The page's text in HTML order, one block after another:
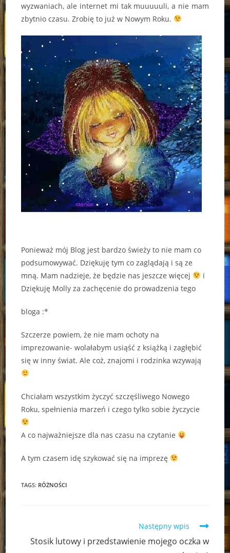
wyzwaniach, ale internet mi tak muuuuuli, a nie mam
zbytnio czasu. Zrobię to już w Nowym Roku.
Ponieważ mój Blog jest bardzo świeży to nie mam co
podsumowywać. Dziękuję tym co zaglądają i są ze
mną. Mam nadzieje, że będzie nas jeszcze więcej
i
Dziękuję Molly za zachęcenie do prowadzenia tego
bloga :*
Szczerze powiem, że nie mam ochoty na
imprezowanie- wolałabym usiąść z książką i zagłębić
się w inny świat. Ale coż, znajomi i rodzinka wzywają
Chciałam wszystkim życzyć szczęśliwego Nowego
Roku, spełnienia marzeń i czego tylko sobie życzycie
A co najważniejsze dla nas czasu na czytanie
A tym czasem idę szykować się na imprezę
TAGS: RÓŻNOŚCI
articles
Następny wpis
Stosik lutowy i przedstawienie mojego oczka w